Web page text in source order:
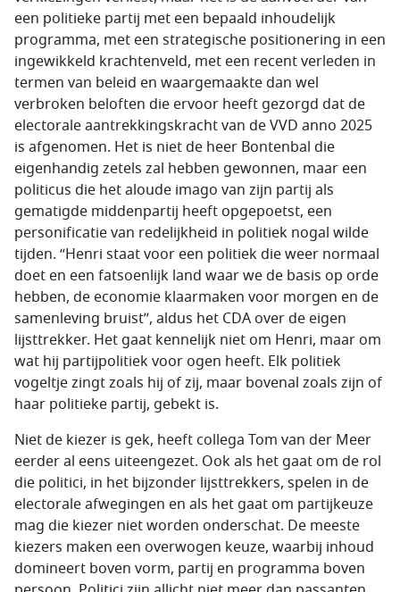
een politieke partij met een bepaald inhoudelijk
programma, met een strategische positionering in een
ingewikkeld krachtenveld, met een recent verleden in
termen van beleid en waargemaakte dan wel
verbroken beloften die ervoor heeft gezorgd dat de
electorale aantrekkingskracht van de VVD anno 2025
is afgenomen. Het is niet de heer Bontenbal die
eigenhandig zetels zal hebben gewonnen, maar een
politicus die het aloude imago van zijn partij als
gematigde middenpartij heeft opgepoetst, een
personificatie van redelijkheid in politiek nogal wilde
tijden. “Henri staat voor een politiek die weer normaal
doet en een fatsoenlijk land waar we de basis op orde
hebben, de economie klaarmaken voor morgen en de
samenleving bruist”, aldus het CDA over de eigen
lijsttrekker. Het gaat kennelijk niet om Henri, maar om
wat hij partijpolitiek voor ogen heeft. Elk politiek
vogeltje zingt zoals hij of zij, maar bovenal zoals zijn of
haar politieke partij, gebekt is.
Niet de kiezer is gek, heeft collega Tom van der Meer
eerder al eens uiteengezet. Ook als het gaat om de rol
die politici, in het bijzonder lijsttrekkers, spelen in de
electorale afwegingen en als het gaat om partijkeuze
mag die kiezer niet worden onderschat. De meeste
kiezers maken een overwogen keuze, waarbij inhoud
domineert boven vorm, partij en programma boven